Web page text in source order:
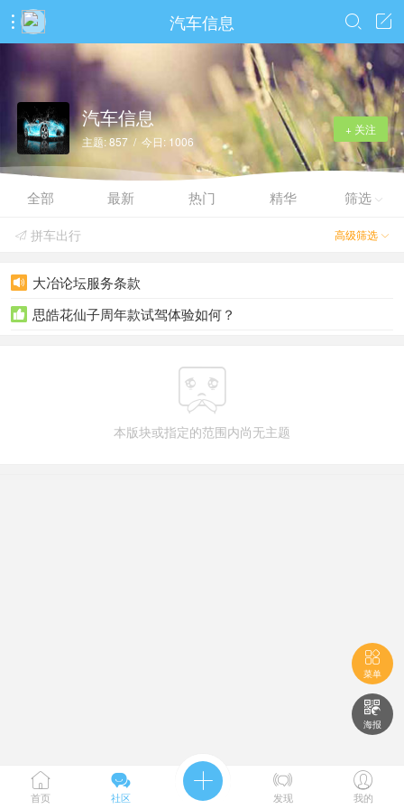
 汽车信息 

+ 关注
汽车信息
主题: 857 / 今日: 1006
全部 最新 热门 精华 筛选 
高级筛选 
 拼车出行
 大冶论坛服务条款
 思皓花仙子周年款试驾体验如何？

本版块或指定的范围内尚无主题

菜单

海报

首页

社区
 
发现

我的